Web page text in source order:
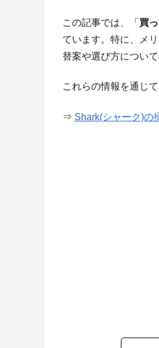
この記事では、「 買
ています。特に、メ
替案や選び方につい
これらの情報を通じ
⇒ Shark(シャーク)の